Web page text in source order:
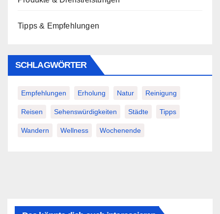
Tipps & Empfehlungen
SCHLAGWÖRTER
Empfehlungen Erholung Natur Reinigung
Reisen Sehenswürdigkeiten Städte Tipps
Wandern Wellness Wochenende